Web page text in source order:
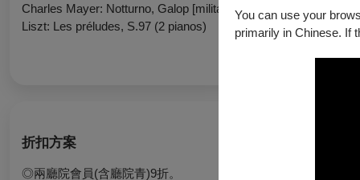
You can use your
primarily in Chinese. If
Charles Mayer: Notturno, Galop [militaire], Op.117 (4 hands)
Liszt: Les préludes, S.97 (2 pianos)
折扣方案
◎兩廳院會員(含廳院青)9折。